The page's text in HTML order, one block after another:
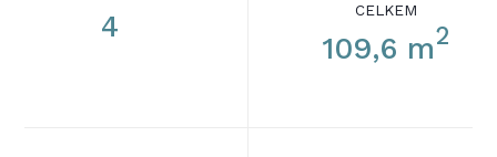
4
CELKEM
109,6 m2